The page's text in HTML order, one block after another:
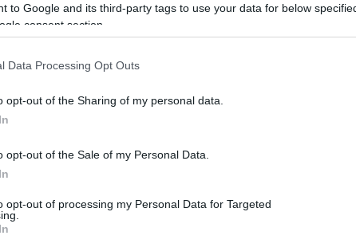
to Google and its third-party tags to use your data for below
consent section.
Data Processing Opt Outs
opt-out of the Sharing of my personal data.
opt-out of the Sale of my Personal Data.
opt-out of processing my Personal Data for Targeted